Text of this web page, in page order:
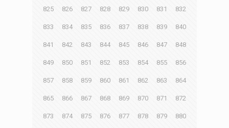
825 826 827 828 829 830 831 832
833 834 835 836 837 838 839 840
841 842 843 844 845 846 847 848
849 850 851 852 853 854 855 856
857 858 859 860 861 862 863 864
865 866 867 868 869 870 871 872
873 874 875 876 877 878 879 880